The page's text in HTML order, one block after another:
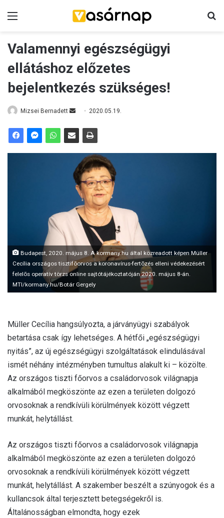
Valamennyi egészségügyi
ellátáshoz előzetes
bejelentkezés szükséges!
Mizsei Bernadett
n
e
m
a
2020.05.19.
Budapest, 2020. május 8. A kormany.hu által közreadott képen Müller
Cecília országos tisztifõorvos a koronavírus-fertõzés elleni védekezésért
felelõs operatív törzs online sajtótájékoztatóján 2020. május 8-án.
MTI/kormany.hu/Botár Gergely
Müller Cecília hangsúlyozta, a járványügyi szabályok
betartása csak így lehetséges. A hétfői „egészségügyi
nyitás”, az új egészségügyi szolgáltatások elindulásával
ismét néhány intézményben tumultus alakult ki – közölte.
Az országos tiszti főorvos a családorvosok világnapja
alkalmából megköszönte az ezen a területen dolgozó
orvosoknak a rendkívüli körülmények között végzett
munkát, helytállást.
Az országos tiszti főorvos a családorvosok világnapja
alkalmából megköszönte az ezen a területen dolgozó
orvosoknak a rendkívüli körülmények között végzett
munkát, helytállást. A szakember beszélt a szúnyogok és a
kullancsok által terjesztett betegségekről is.
Általánosságban elmondta, hogy ezek